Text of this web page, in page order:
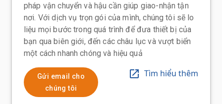
pháp vận chuyển và hậu cần giúp giao-nhận tận
nơi. Với dịch vụ trọn gói của mình, chúng tôi sẽ lo
liệu mọi bước trong quá trình để đưa thiết bị của
bạn qua biên giới, đến các châu lục và vượt biển
một cách nhanh chóng và hiệu quả
Gửi email cho
chúng tôi
Tìm hiểu thêm